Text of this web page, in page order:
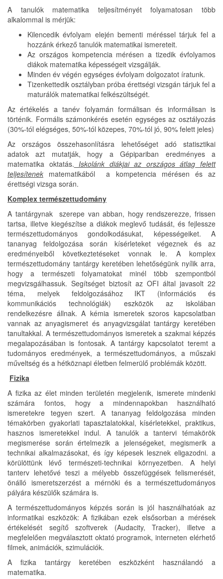
A tanulók matematika teljesítményét folyamatosan több
alkalommal is mérjük:
Kilencedik évfolyam elején bementi méréssel tárjuk fel a
hozzánk érkező tanulók matematikai ismereteit.
Az országos kompetencia mérésen a tizedik évfolyamos
diákok matematika képességeit vizsgálják.
Minden év végén egységes évfolyam dolgozatot íratunk.
Tizenkettedik osztályban próba érettségi vizsgán tárjuk fel a
maturálók matematikai felkészültségét.
Az értékelés a tanév folyamán formálisan és informálisan is
történik. Formális számonkérés esetén egységes az osztályozás
(30%-tól elégséges, 50%-tól közepes, 70%-tól jó, 90% felett jeles)
Az országos összehasonlításra lehetőséget adó statisztikai
adatok azt mutatják, hogy a Gépipariban eredményes a
matematika oktatás. Iskolánk diákjai az országos átlag felett
teljesítenek matematikából a kompetencia mérésen és az
érettségi vizsga során.
Komplex természettudomány
A tantárgynak szerepe van abban, hogy rendszerezze, frissen
tartsa, illetve kiegészítse a diákok meglevő tudását, és fejlessze
természettudományos gondolkodásukat, képességeiket. A
tananyag feldolgozása során kísérleteket végeznek és az
eredményeiből következtetéseket vonnak le. A komplex
természettudomány tantárgy keretében lehetőségünk nyílik arra,
hogy a természeti folyamatokat minél több szempontból
megvizsgálhassuk. Segítséget biztosít az OFI által javasolt 22
téma, melyek feldolgozásához IKT (információs és
kommunikációs technológiák) eszközök az iskolában
rendelkezésre állnak. A kémia ismeretek szoros kapcsolatban
vannak az anyagismeret és anyagvizsgálat tantárgy keretében
tanultakkal. A természettudományos ismeretek a szakmai képzés
megalapozásában is fontosak. A tantárgy kapcsolatot teremt a
tudományos eredmények, a természettudományos, a műszaki
műveltség és a hétköznapi életben felmerülő problémák között.
Fizika
A fizika az élet minden területén megjelenik, ismerete mindenki
számára fontos, hogy a mindennapokban használható
ismeretekre tegyen szert. A tananyag feldolgozása minden
témakörben gyakorlati tapasztalatokkal, kísérletekkel, praktikus,
hasznos ismeretekkel indul. A tanulók a tantervi témakörök
megismerése során értelmezik a jelenségeket, megismerik a
technikai alkalmazásokat, és így képesek lesznek eligazodni. a
körülöttünk lévő természeti-technikai környezetben. A helyi
tanterv lehetővé teszi a mélyebb összefüggések felismerését,
önálló ismeretszerzést a mérnöki és a természettudományos
pályára készülők számára is.
A természettudományos képzés során is jól használhatóak az
informatikai eszközök: A fizikában ezek elsősorban a mérések
értékelését segítő szoftverek (Audacity, Tracker), illetve a
megfelelően megválasztott oktató programok, interneten elérhető
filmek, animációk, szimulációk.
A fizika tantárgy keretében eszközként használandó a
matematika.